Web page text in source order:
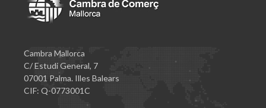
Cambra Mallorca
C/ Estudi General, 7
07001 Palma. Illes Balears
CIF: Q-0773001C